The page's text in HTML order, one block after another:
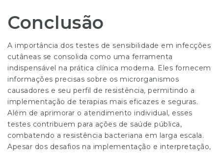
Conclusão
A importância dos testes de sensibilidade em infecções
cutâneas se consolida como uma ferramenta
indispensável na prática clínica moderna. Eles fornecem
informações precisas sobre os microrganismos
causadores e seu perfil de resistência, permitindo a
implementação de terapias mais eficazes e seguras.
Além de aprimorar o atendimento individual, esses
testes contribuem para ações de saúde pública,
combatendo a resistência bacteriana em larga escala.
Apesar dos desafios na implementação e interpretação,